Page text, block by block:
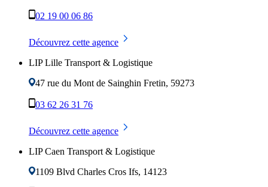
02 19 00 06 86
Découvrez cette agence
LIP Lille Transport & Logistique
47 rue du Mont de Sainghin Fretin, 59273
03 62 26 31 76
Découvrez cette agence
LIP Caen Transport & Logistique
1109 Blvd Charles Cros Ifs, 14123